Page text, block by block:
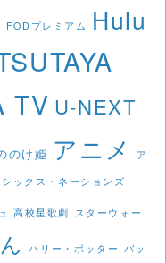
FODプレミアム Hulu
TV U-NEXT
のけ姫 アニメ
ア
シックス・ネーションズ
高校星歌劇 スターウォー
ハリー・ポッター バッ